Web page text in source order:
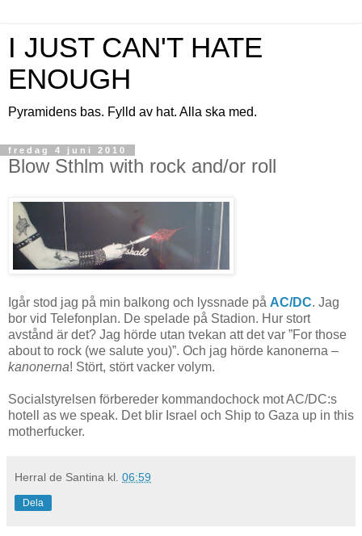
I JUST CAN'T HATE
ENOUGH
Pyramidens bas. Fylld av hat. Alla ska med.
fredag 4 juni 2010
Blow Sthlm with rock and/or roll
Igår stod jag på min balkong och lyssnade på AC/DC. Jag
bor vid Telefonplan. De spelade på Stadion. Hur stort
avstånd är det? Jag hörde utan tvekan att det var ”For those
about to rock (we salute you)”. Och jag hörde kanonerna –
kanonerna! Stört, stört vacker volym.
Socialstyrelsen förbereder kommandochock mot AC/DC:s
hotell as we speak. Det blir Israel och Ship to Gaza up in this
motherfucker.
Herral de Santina kl. 06:59
Dela